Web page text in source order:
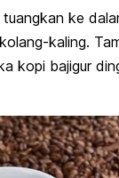
ke
kaling.
kopi bajigur